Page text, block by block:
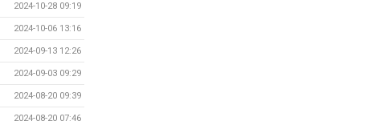
2024-10-28 09:19
2024-10-06 13:16
2024-09-13 12:26
2024-09-03 09:29
2024-08-20 09:39
2024-08-20 07:46